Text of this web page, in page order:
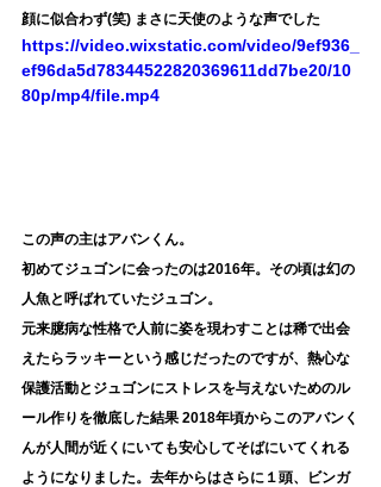
顔に似合わず(笑) まさに天使のような声でした
https://video.wixstatic.com/video/9ef936_
ef96da5d78344522820369611dd7be20/10
80p/mp4/file.mp4
この声の主はアバンくん。
初めてジュゴンに会ったのは2016年。その頃は幻の
人魚と呼ばれていたジュゴン。
元来臆病な性格で人前に姿を現わすことは稀で出会
えたらラッキーという感じだったのですが、熱心な
保護活動とジュゴンにストレスを与えないためのル
ール作りを徹底した結果 2018年頃からこのアバンく
んが人間が近くにいても安心してそばにいてくれる
ようになりました。去年からはさらに１頭、ビンガ